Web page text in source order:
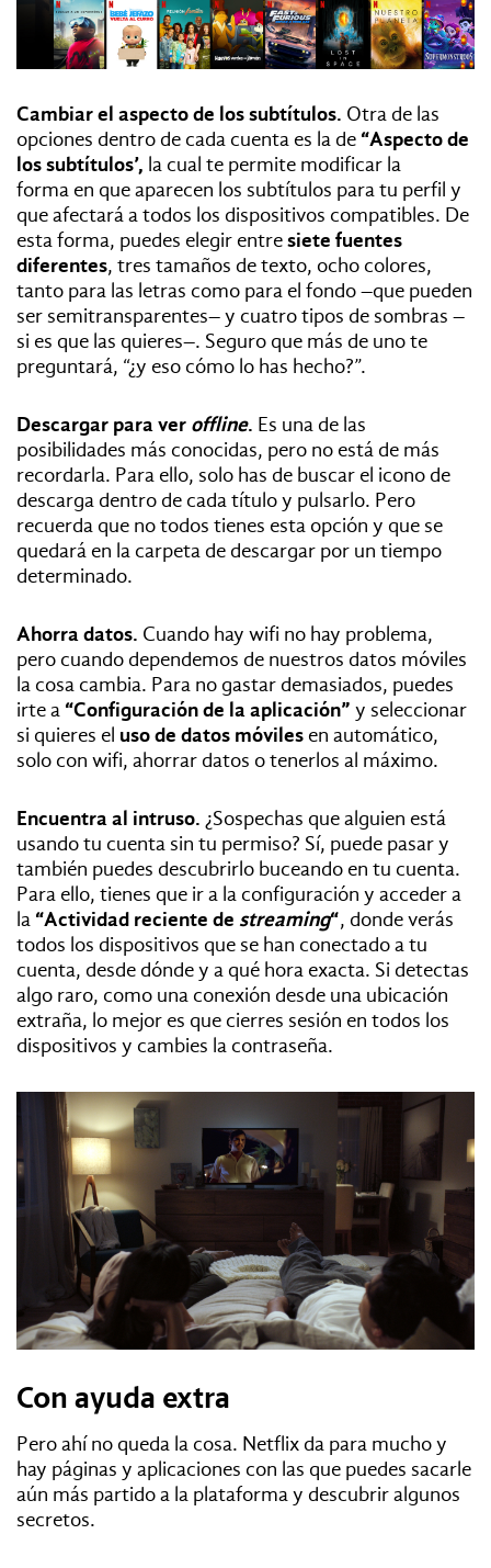
Cambiar el aspecto de los subtítulos. Otra de las
opciones dentro de cada cuenta es la de “Aspecto de
los subtítulos’, la cual te permite modificar la
forma en que aparecen los subtítulos para tu perfil y
que afectará a todos los dispositivos compatibles. De
esta forma, puedes elegir entresiete fuentes
diferentes, tres tamaños de texto, ocho colores,
tanto para las letras como para el fondo –que pueden
ser semitransparentes– y cuatro tipos de sombras –
si es que las quieres–. Seguro que más de uno te
preguntará, “¿y eso cómo lo has hecho?”.
Descargar para ver offline. Es una de las
posibilidades más conocidas, pero no está de más
recordarla. Para ello, solo has de buscar el icono de
descarga dentro de cada título y pulsarlo. Pero
recuerda que no todos tienes esta opción y que se
quedará en la carpeta de descargar por un tiempo
determinado.
Ahorra datos. Cuando hay wifi no hay problema,
pero cuando dependemos de nuestros datos móviles
la cosa cambia. Para no gastar demasiados, puedes
irte a “Configuración de la aplicación” y seleccionar
si quieres el uso de datos móviles en automático,
solo con wifi, ahorrar datos o tenerlos al máximo.
Encuentra al intruso. ¿Sospechas que alguien está
usando tu cuenta sin tu permiso? Sí, puede pasar y
también puedes descubrirlo buceando en tu cuenta.
Para ello, tienes que ir a la configuración y acceder a
la “Actividad reciente de streaming“, donde verás
todos los dispositivos que se han conectado a tu
cuenta, desde dónde y a qué hora exacta. Si detectas
algo raro, como una conexión desde una ubicación
extraña, lo mejor es que cierres sesión en todos los
dispositivos y cambies la contraseña.
Con ayuda extra
Pero ahí no queda la cosa. Netflix da para mucho y
hay páginas y aplicaciones con las que puedes sacarle
aún más partido a la plataforma y descubrir algunos
secretos.